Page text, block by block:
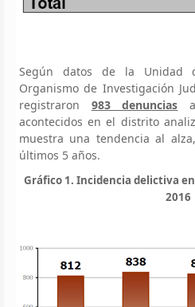
Según datos de la Unidad
Organismo de Investigación
registraron 983 denuncias
acontecidos en el distrito
muestra una tendencia al
últimos 5 años.
Gráfico 1. Incidencia delictiva
2016